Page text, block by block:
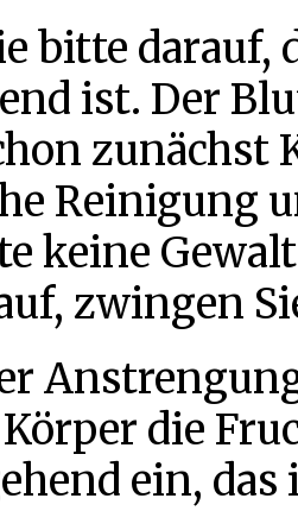
bitte
ist. Der
zunächst
Reinigung
keine
zwingen
die
ein, das